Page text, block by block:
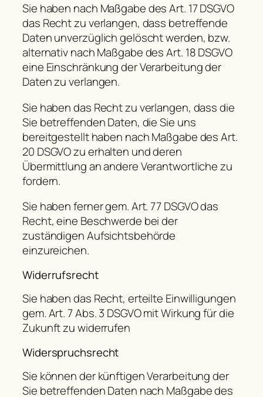
Sie haben nach Maßgabe des Art. 17 DSGVO
das Recht zu verlangen, dass betreffende
Daten unverzüglich gelöscht werden, bzw.
alternativ nach Maßgabe des Art. 18 DSGVO
eine Einschränkung der Verarbeitung der
Daten zu verlangen.
Sie haben das Recht zu verlangen, dass die
Sie betreffenden Daten, die Sie uns
bereitgestellt haben nach Maßgabe des Art.
20 DSGVO zu erhalten und deren
Übermittlung an andere Verantwortliche zu
fordern.
Sie haben ferner gem. Art. 77 DSGVO das
Recht, eine Beschwerde bei der
zuständigen Aufsichtsbehörde
einzureichen.
Widerrufsrecht
Sie haben das Recht, erteilte Einwilligungen
gem. Art. 7 Abs. 3 DSGVO mit Wirkung für die
Zukunft zu widerrufen
Widerspruchsrecht
Sie können der künftigen Verarbeitung der
Sie betreffenden Daten nach Maßgabe des